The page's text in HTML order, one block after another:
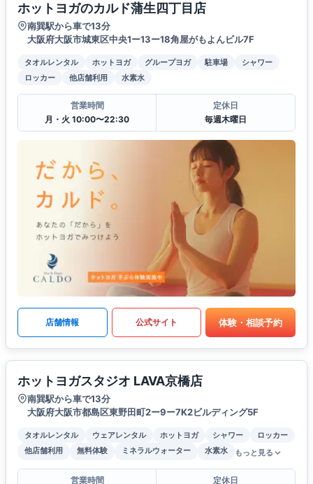
ホットヨガのカルド蒲生四丁目店
南巽駅から車で13分
大阪府大阪市城東区中央1ー13ー18角屋がもよんビル7F
タオルレンタル ホットヨガ グループヨガ 駐車場
シャワー
ロッカー
他店舗利用 水素水
営業時間
月・火 10:00〜22:30
定休日
毎週木曜日
店舗情報 公式サイト 体験・相談予約
ホットヨガスタジオ LAVA京橋店
南巽駅から車で13分
大阪府大阪市都島区東野田町2ー9ー7K2ビルディング5F
タオルレンタル ウェアレンタル ホットヨガ シャワー
ロッカー
他店舗利用
無料体験 ミネラルウォーター 水素水 もっと見る
営業時間
定休日